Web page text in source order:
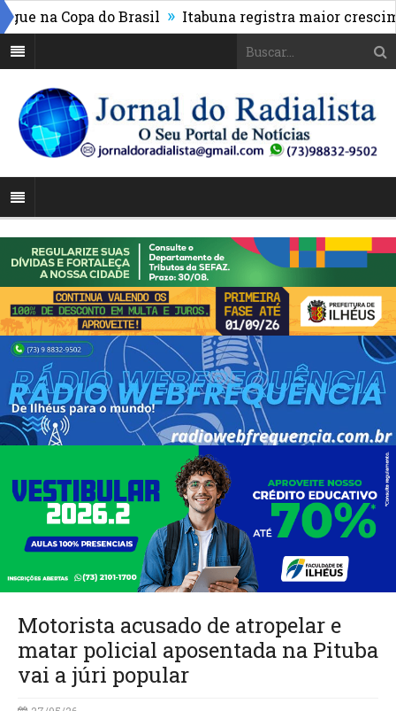
Copa do Brasil » Itabuna registra maior crescimento
Motorista acusado de atropelar e
matar policial aposentada na Pituba
vai a júri popular